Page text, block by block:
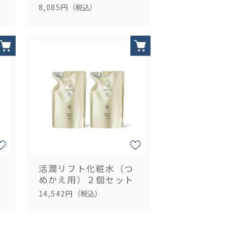
8,085円 （税込）
活潤リフト化粧水（つ
めかえ用）２個セット
14,542円 （税込）